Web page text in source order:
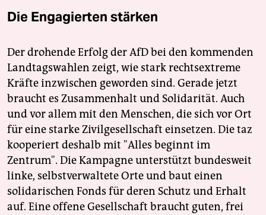
Die Engagierten stärken
Der drohende Erfolg der AfD bei den kommenden
Landtagswahlen zeigt, wie stark rechtsextreme
Kräfte inzwischen geworden sind. Gerade jetzt
braucht es Zusammenhalt und Solidarität. Auch
und vor allem mit den Menschen, die sich vor Ort
für eine starke Zivilgesellschaft einsetzen. Die taz
kooperiert deshalb mit "Alles beginnt im
Zentrum". Die Kampagne unterstützt bundesweit
linke, selbstverwaltete Orte und baut einen
solidarischen Fonds für deren Schutz und Erhalt
auf. Eine offene Gesellschaft braucht guten, frei